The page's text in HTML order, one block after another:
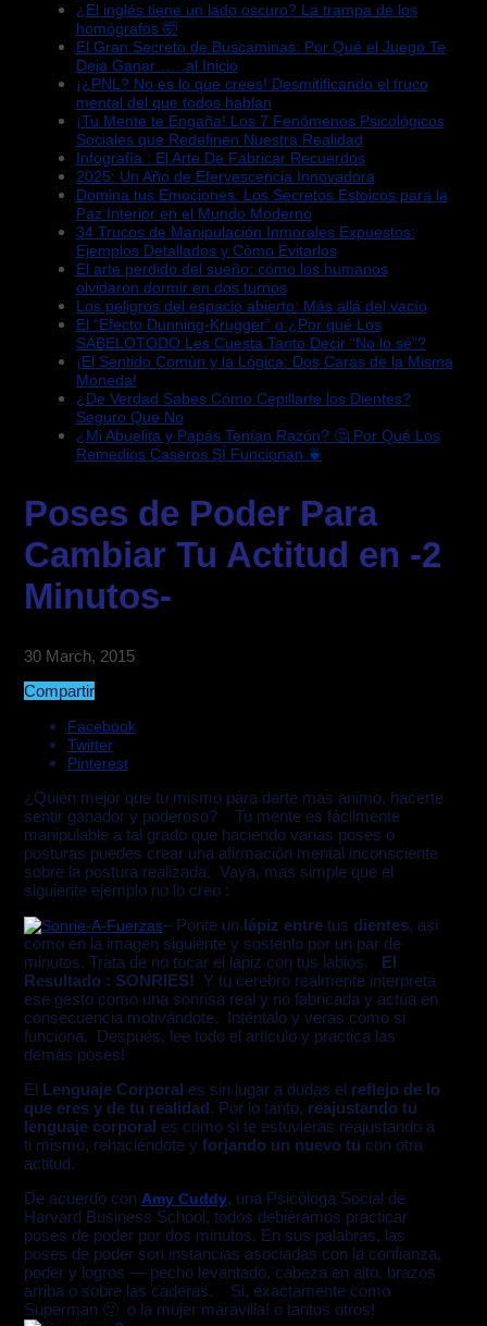
¿El inglés tiene un lado oscuro? La trampa de los
homógrafos 🤯
El Gran Secreto de Buscaminas: Por Qué el Juego Te
Deja Ganar……al Inicio
¡¿PNL? No es lo que crees! Desmitificando el truco
mental del que todos hablan
¡Tu Mente te Engaña! Los 7 Fenómenos Psicológicos
Sociales que Redefinen Nuestra Realidad
Infografía : El Arte De Fabricar Recuerdos
2025: Un Año de Efervescencia Innovadora
Domina tus Emociones: Los Secretos Estoicos para la
Paz Interior en el Mundo Moderno
34 Trucos de Manipulación Inmorales Expuestos:
Ejemplos Detallados y Cómo Evitarlos
El arte perdido del sueño: cómo los humanos
olvidaron dormir en dos turnos
Los peligros del espacio abierto: Más allá del vacío
El “Efecto Dunning-Krugger” o ¿Por qué Los
SABELOTODO Les Cuesta Tanto Decir “No lo sé”?
¡El Sentido Común y la Lógica: Dos Caras de la Misma
Moneda!
¿De Verdad Sabes Cómo Cepillarte los Dientes?
Seguro Que No
¿Mi Abuelita y Papás Tenían Razón? 🤔 Por Qué Los
Remedios Caseros SÍ Funcionan 🍵
Poses de Poder Para
Cambiar Tu Actitud en -2
Minutos-
30 March, 2015
Compartir
Facebook
Twitter
Pinterest
¿Quién mejor que tu mismo para darte mas animo, hacerte
sentir ganador y poderoso? Tu mente es fácilmente
manipulable a tal grado que haciendo varias poses o
posturas puedes crear una afirmación mental inconsciente
sobre la postura realizada. Vaya, mas simple que el
siguiente ejemplo no lo creo :
– Ponte un lápiz entretus dientes, así
como en la imagen siguiente y sostenlo por un par de
minutos. Trata de no tocar el lápiz con tus labios. El
Resultado : SONRIES! Y tu cerebro realmente interpreta
ese gesto como una sonrisa real y no fabricada y actúa en
consecuencia motivándote. Inténtalo y veras como si
funciona. Después, lee todo el articulo y practica las
demás poses!
El Lenguaje Corporal es sin lugar a dudas el reflejo de lo
que eres y de tu realidad. Por lo tanto, reajustando tu
lenguaje corporal es como si te estuvieras reajustando a
ti mismo, rehaciéndote y forjando un nuevo tu con otra
actitud.
De acuerdo con Amy Cuddy, una Psicóloga Social de
Harvard Business School, todos debiéramos practicar
poses de poder por dos minutos. En sus palabras, las
poses de poder son instancias asociadas con la confianza,
poder y logros — pecho levantado, cabeza en alto, brazos
arriba o sobre las caderas. Si, exactamente como
Superman 🙂 o la mujer maravilla! o tantos otros!